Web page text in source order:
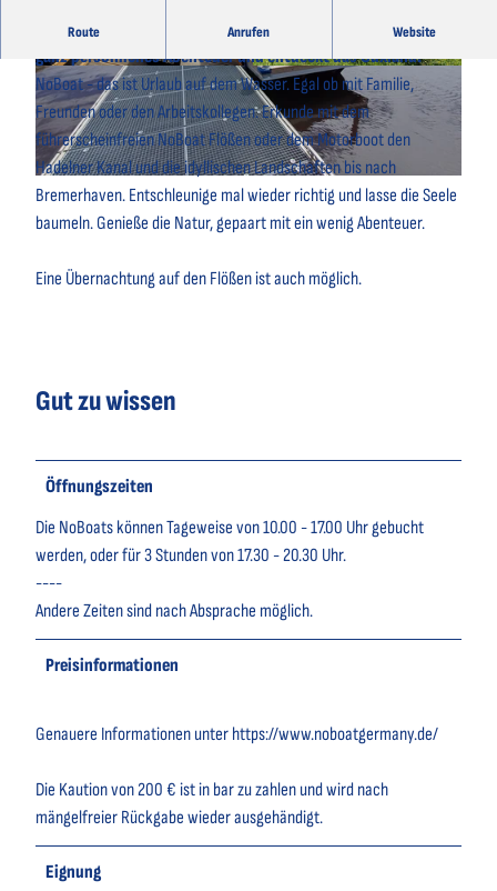
© A. Brüning | KI-optimiert | CC-BY © NoBoat Otterndorf | CC-BY-SA
Route Anrufen Website
Erlebt mit den Flößen und dem Motorboot von NoBoat euer
ganz persönliches Abenteuer und entdeckt das Cuxland.
NoBoat - das ist Urlaub auf dem Wasser. Egal ob mit Familie,
Freunden oder den Arbeitskollegen. Erkunde mit dem
führerscheinfreien NoBoat Flößen oder dem Motorboot den
Hadelner Kanal und die idyllischen Landschaften bis nach
Bremerhaven. Entschleunige mal wieder richtig und lasse die Seele
baumeln. Genieße die Natur, gepaart mit ein wenig Abenteuer.
Eine Übernachtung auf den Flößen ist auch möglich.
Gut zu wissen
Öffnungszeiten
Die NoBoats können Tageweise von 10.00 - 17.00 Uhr gebucht
werden, oder für 3 Stunden von 17.30 - 20.30 Uhr.
----
Andere Zeiten sind nach Absprache möglich.
Preisinformationen
Genauere Informationen unter https://www.noboatgermany.de/
Die Kaution von 200 € ist in bar zu zahlen und wird nach
mängelfreier Rückgabe wieder ausgehändigt.
Eignung